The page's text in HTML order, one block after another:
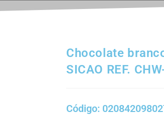
Chocolate
SICAO REF.
Código: